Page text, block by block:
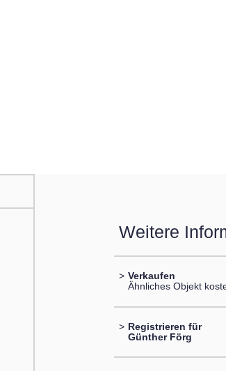
Weitere
> Verkaufen
Ähnliches Objekt
> Registrieren für
Günther Förg